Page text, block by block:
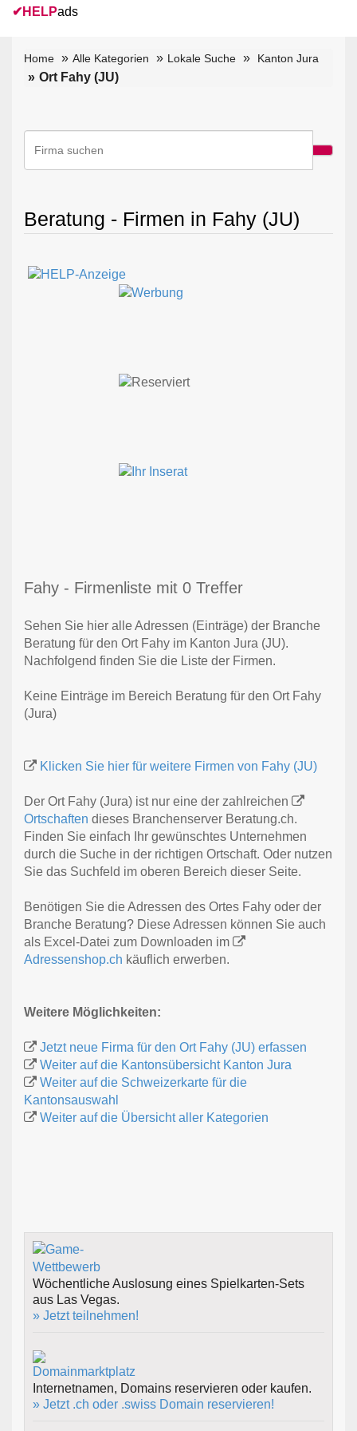
✔ HELPads
Home Alle Kategorien Lokale Suche Kanton Jura
Ort Fahy (JU)
Beratung - Firmen in Fahy (JU)
Fahy - Firmenliste mit 0 Treffer
Sehen Sie hier alle Adressen (Einträge) der Branche
Beratung für den Ort Fahy im Kanton Jura (JU).
Nachfolgend finden Sie die Liste der Firmen.
Keine Einträge im Bereich Beratung für den Ort Fahy
(Jura)
Klicken Sie hier für weitere Firmen von Fahy (JU)
Der Ort Fahy (Jura) ist nur eine der zahlreichen
Ortschaften dieses Branchenserver Beratung.ch.
Finden Sie einfach Ihr gewünschtes Unternehmen
durch die Suche in der richtigen Ortschaft. Oder nutzen
Sie das Suchfeld im oberen Bereich dieser Seite.
Benötigen Sie die Adressen des Ortes Fahy oder der
Branche Beratung? Diese Adressen können Sie auch
als Excel-Datei zum Downloaden im
Adressenshop.ch käuflich erwerben.
Weitere Möglichkeiten:
Jetzt neue Firma für den Ort Fahy (JU) erfassen
Weiter auf die Kantonsübersicht Kanton Jura
Weiter auf die Schweizerkarte für die
Kantonsauswahl
Weiter auf die Übersicht aller Kategorien
Wöchentliche Auslosung eines Spielkarten-Sets
aus Las Vegas.
» Jetzt teilnehmen!
Internetnamen, Domains reservieren oder kaufen.
» Jetzt .ch oder .swiss Domain reservieren!